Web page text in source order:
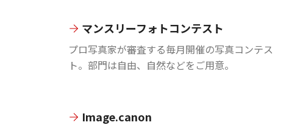
マンスリーフォトコンテスト
プロ写真家が審査する毎月開催の写真コンテス
ト。部門は自由、自然などをご用意。
Image.canon